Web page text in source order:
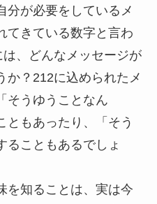
分が必要をしているメ
てきている数字と言わ
、どんなメッセージが
か？212に込められたメ
そうゆうことなん
ともあったり、「そう
ることもあるでしょ
を知ることは、実は今